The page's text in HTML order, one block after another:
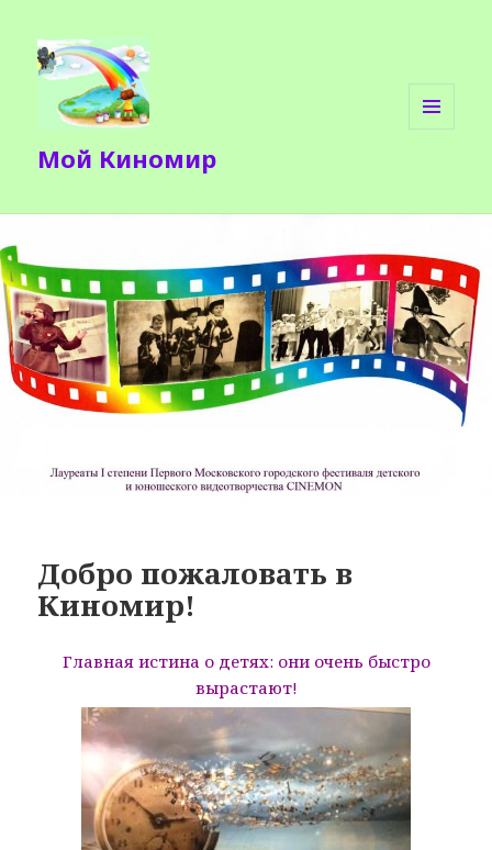
Мой Киномир
Добро пожаловать в
Киномир!
Главная истина о детях: они очень быстро
вырастают!